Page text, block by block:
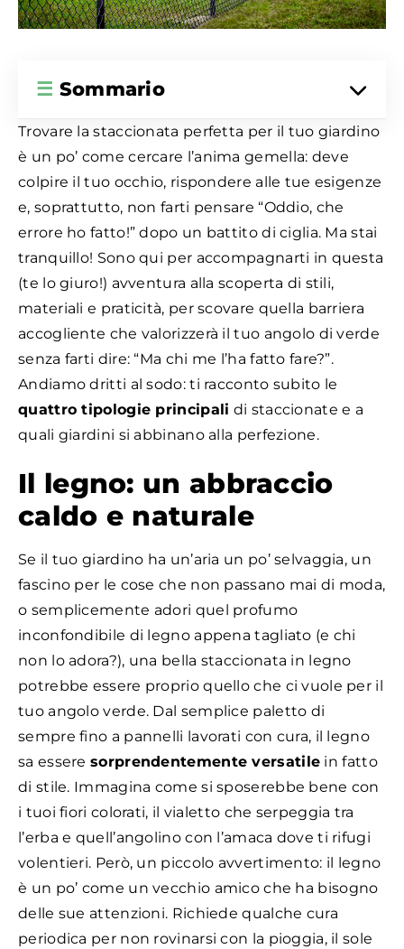
☰ Sommario
Trovare la staccionata perfetta per il tuo giardino
è un po’ come cercare l’anima gemella: deve
colpire il tuo occhio, rispondere alle tue esigenze
e, soprattutto, non farti pensare “Oddio, che
errore ho fatto!” dopo un battito di ciglia. Ma stai
tranquillo! Sono qui per accompagnarti in questa
(te lo giuro!) avventura alla scoperta di stili,
materiali e praticità, per scovare quella barriera
accogliente che valorizzerà il tuo angolo di verde
senza farti dire: “Ma chi me l’ha fatto fare?”.
Andiamo dritti al sodo: ti racconto subito le
quattro tipologie principali di staccionate e a
quali giardini si abbinano alla perfezione.
Il legno: un abbraccio
caldo e naturale
Se il tuo giardino ha un’aria un po’ selvaggia, un
fascino per le cose che non passano mai di moda,
o semplicemente adori quel profumo
inconfondibile di legno appena tagliato (e chi
non lo adora?), una bella staccionata in legno
potrebbe essere proprio quello che ci vuole per il
tuo angolo verde. Dal semplice paletto di
sempre fino a pannelli lavorati con cura, il legno
sa esseresorprendentemente versatile in fatto
di stile. Immagina come si sposerebbe bene con
i tuoi fiori colorati, il vialetto che serpeggia tra
l’erba e quell’angolino con l’amaca dove ti rifugi
volentieri. Però, un piccolo avvertimento: il legno
è un po’ come un vecchio amico che ha bisogno
delle sue attenzioni. Richiede qualche cura
periodica per non rovinarsi con la pioggia, il sole